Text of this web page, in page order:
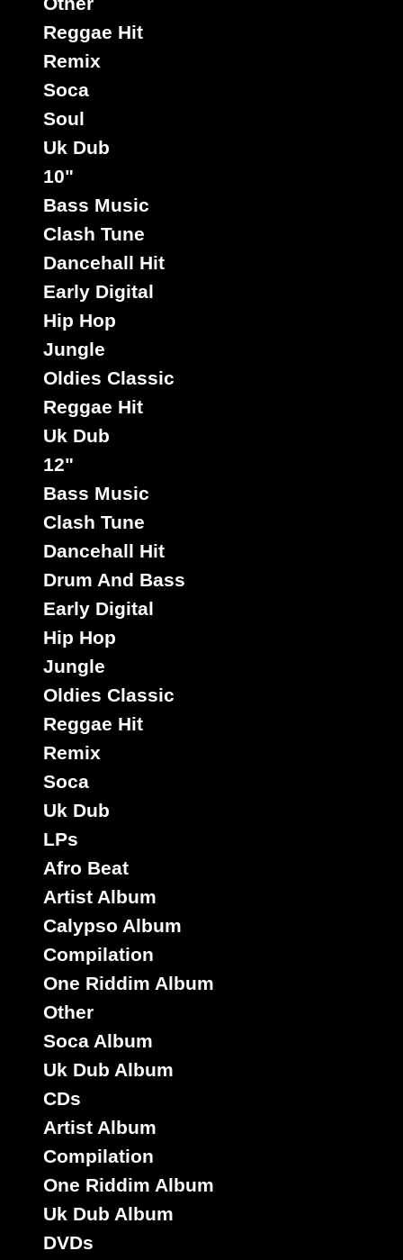
Reggae Hit
Remix
Soca
Soul
Uk Dub
10"
Bass Music
Clash Tune
Dancehall Hit
Early Digital
Hip Hop
Jungle
Oldies Classic
Reggae Hit
Uk Dub
12"
Bass Music
Clash Tune
Dancehall Hit
Drum And Bass
Early Digital
Hip Hop
Jungle
Oldies Classic
Reggae Hit
Remix
Soca
Uk Dub
LPs
Afro Beat
Artist Album
Calypso Album
Compilation
One Riddim Album
Other
Soca Album
Uk Dub Album
CDs
Artist Album
Compilation
One Riddim Album
Uk Dub Album
DVDs